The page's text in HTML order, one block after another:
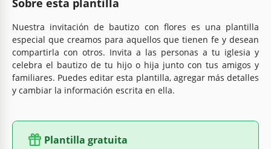
Nuestra invitación de bautizo con flores es una plantilla
especial que creamos para aquellos que tienen fe y desean
compartirla con otros. Invita a las personas a tu iglesia y
celebra el bautizo de tu hijo o hija junto con tus amigos y
familiares. Puedes editar esta plantilla, agregar más detalles
y cambiar la información escrita en ella.
Plantilla gratuita